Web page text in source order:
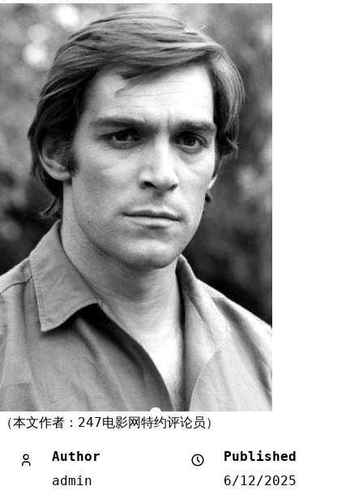
（本文作者：247电影网特约评论员）
Author
admin
Published
6/12/2025